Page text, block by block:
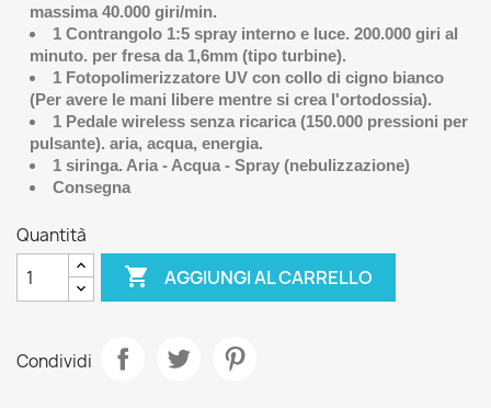
massima 40.000 giri/min.
1 Contrangolo 1:5 spray interno e luce. 200.000 giri al
minuto. per fresa da 1,6mm (tipo turbine).
1 Fotopolimerizzatore UV con collo di cigno bianco
(Per avere le mani libere mentre si crea l'ortodossia).
1 Pedale wireless senza ricarica (150.000 pressioni per
pulsante). aria, acqua, energia.
1 siringa. Aria - Acqua - Spray (nebulizzazione)
Consegna
Quantità
 AGGIUNGI AL CARRELLO
Condividi